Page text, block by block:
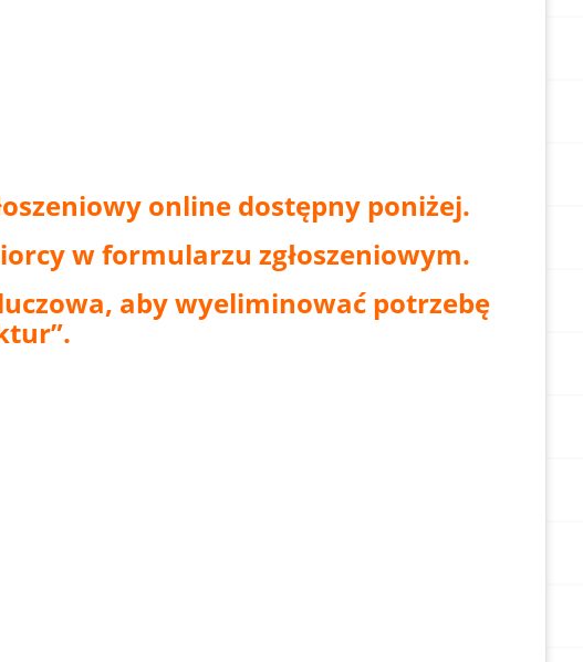
online dostępny poniżej.
w formularzu zgłoszeniowym.
aby wyeliminować potrzebę